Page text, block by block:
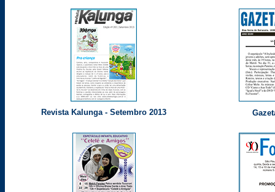
Revista Kalunga - Setembro 2013